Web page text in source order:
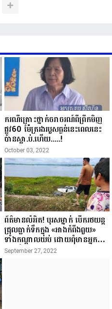
ករណីគ្រោះថ្នាក់ចរាចរណ៍ពីព្រឹកមិញ
ផ្លូវ60 ម៉ែត្ររងរបួសធ្ងន់នេះពេលនេះ
បានស្លា.ប់.ហើយ.....!
October 03, 2022
ព័ត៌មានលំអិត! បុរសម្នាក់ បើករថយន្ត
ជ្រុលធ្លាក់ទឹកក្នុង «អាងកំពីងពួយ»
ទាំងកណ្ដាលយប់ ដោយពុំមានអ្នកណា
ម្នាក់ដឹង បណ្ដាលឲ្យស្លាប់ ក្នុងរថយន្ត
September 27, 2022